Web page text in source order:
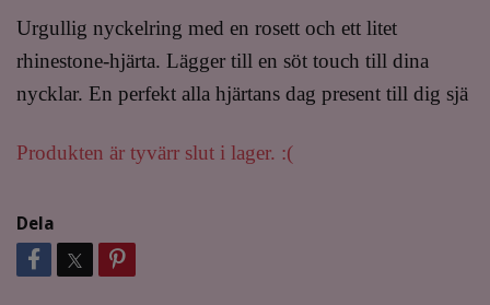
Urgullig nyckelring med en rosett och ett litet
rhinestone-hjärta. Lägger till en söt touch till dina
nycklar. En perfekt alla hjärtans dag present till dig sjä
Produkten är tyvärr slut i lager. :(
Dela